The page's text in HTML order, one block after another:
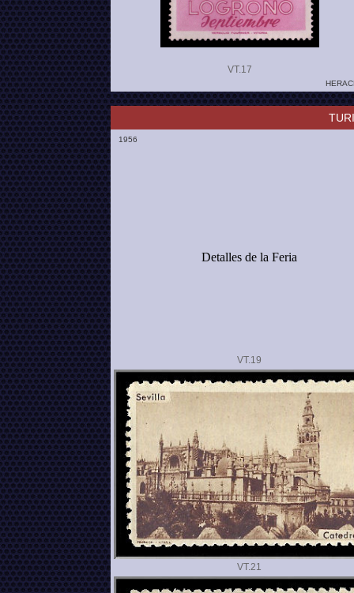
VT.
1956
Detalles de la Feria
VT.
VT.